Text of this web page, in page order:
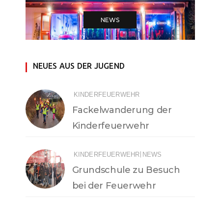
NEWS
NEUES AUS DER JUGEND
KINDERFEUERWEHR
Fackelwanderung der
Kinderfeuerwehr
KINDERFEUERWEHR NEWS
Grundschule zu Besuch
bei der Feuerwehr